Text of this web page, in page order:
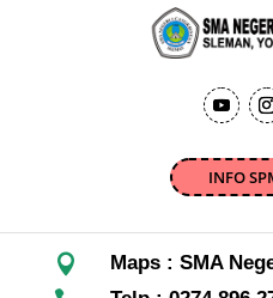
INFO
 Maps : SMA